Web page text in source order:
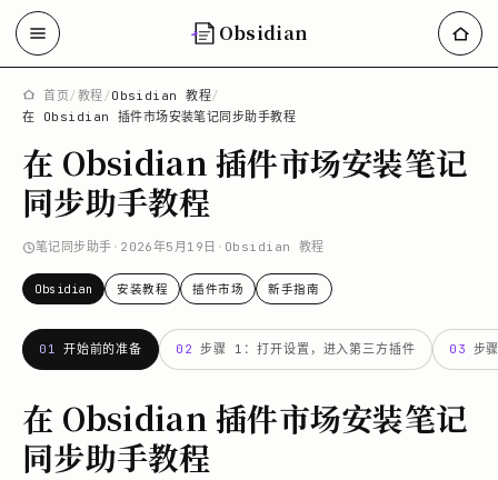
Obsidian
首页/教程/Obsidian 教程/
在 Obsidian 插件市场安装笔记同步助手教程
在 Obsidian 插件市场安装笔记
同步助手教程
笔记同步助手 · 2026年5月19日 · Obsidian 教程
Obsidian 安装教程 插件市场 新手指南
01 开始前的准备 02 步骤 1：打开设置，进入第三方插件 03 步
在 Obsidian 插件市场安装笔记
同步助手教程